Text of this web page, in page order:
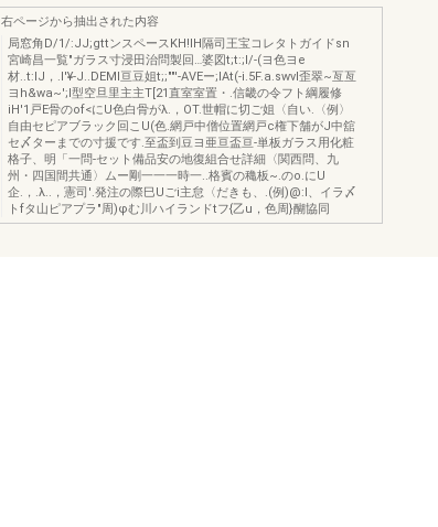
右ページから抽出された内容
局窓角D/1/:JJ;gttンスペースKH!lH隔司王宝コレタトガイドsn
宮崎昌一覧"ガラス寸浸田治問製回…婆図t;t:;I/-(ヨ色ヨe
材..t:lJ，.I'¥-J..DEMI亘豆姐t;;""'-AVEー;lAt(-i.5F.a.swvl歪翠~亙亙
ヨh&wa~';I型空旦里主主T[21直室室置・.信畿の令フト綱履修
iH'1戸E骨のof<にU色白骨がλ.，OT.世帽に切ご姐〈自い.〈例〉
自由セピアブラック回こU(色.網戸中僧位置網戸c権下舗がJ中舘
セ〆ターまでの寸援です.至盃到豆ヨ亜亘盃亘-単板ガラス用化粧
格子、明「一問-セット備品安の地復組合せ詳細〈関西問、九
州・四国間共通〉ムー剛一一一時一..格賓の穐板~.のo.にU
企.，.λ..，憲司'.発注の際巳Uごi主怠〈だきも、.(例)@:I、イラ〆
トfタ山ピアプラ"周)φむ川ハイランドtフ{乙u，色周}醐協同